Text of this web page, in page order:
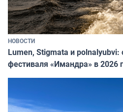
НОВОСТИ
Lumen, Stigmata и
фестиваля «Имандра» в 2026